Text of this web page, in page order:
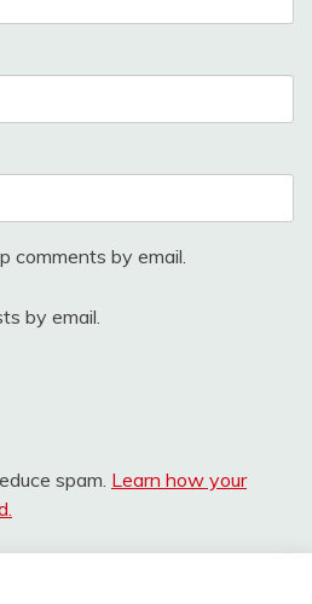
comments by email.
by email.
spam. Learn how your